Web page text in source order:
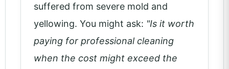
suffered from severe mold and
yellowing. You might ask: "Is it worth
paying for professional cleaning
when the cost might exceed the